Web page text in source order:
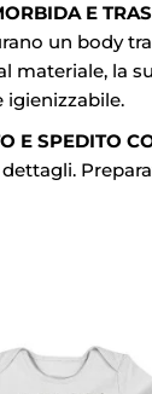
E
un body
materiale, la
igienizzabile.
E SPEDITO